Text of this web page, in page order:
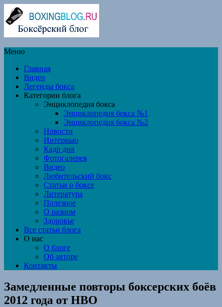
Меню
Главная
Видео
Легенды бокса
Категории блога
Энциклопедия бокса
Энциклопедия бокса №1
Энциклопедия бокса №2
Новости
Интервью
Кадр дня
Фотогалерея
Видео
Любительский бокс
Статьи о боксе
Литература
Полезное
О разном
Здоровье
Все статьи блога
О нас
О блоге
Об авторе
Контакты
Замедленные повторы боксерских боёв
2012 года от HBO